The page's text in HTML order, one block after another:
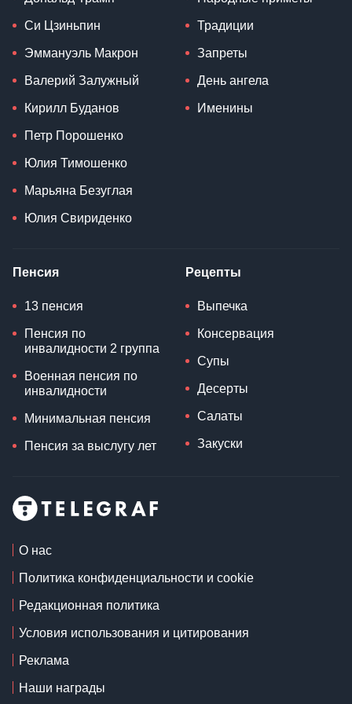
Си Цзиньпин
Эммануэль Макрон
Валерий Залужный
Кирилл Буданов
Петр Порошенко
Юлия Тимошенко
Марьяна Безуглая
Юлия Свириденко
Традиции
Запреты
День ангела
Именины
Пенсия
13 пенсия
Пенсия по
инвалидности 2 группа
Военная пенсия по
инвалидности
Минимальная пенсия
Пенсия за выслугу лет
Рецепты
Выпечка
Консервация
Супы
Десерты
Салаты
Закуски
О нас
Политика конфиденциальности и cookie
Редакционная политика
Условия использования и цитирования
Реклама
Наши награды